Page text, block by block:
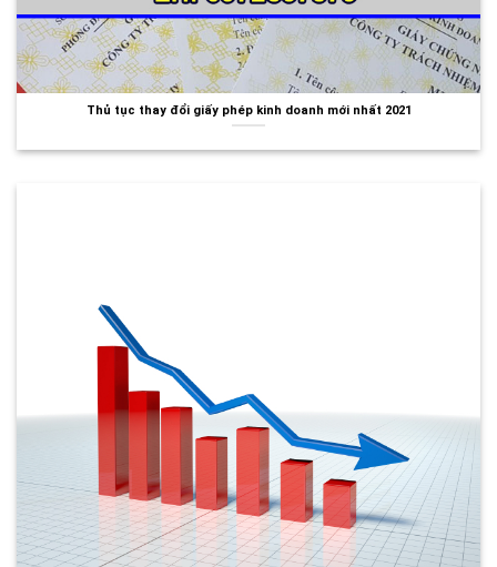
Thủ tục thay đổi giấy phép kinh doanh mới nhất 2021